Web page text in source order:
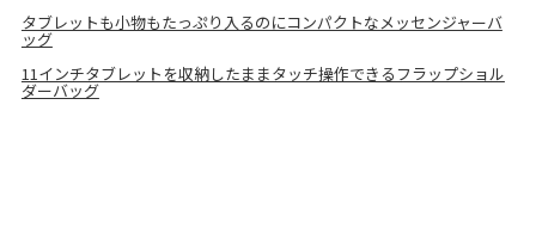
タブレットも小物もたっぷり入るのにコンパクトなメッセンジャーバ
ッグ
11インチタブレットを収納したままタッチ操作できるフラップショル
ダーバッグ